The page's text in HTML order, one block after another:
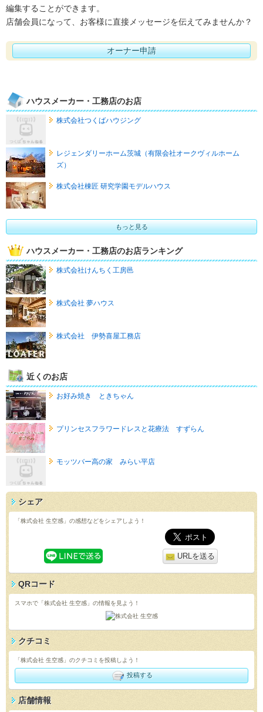
編集することができます。
店舗会員になって、お客様に直接メッセージを伝えてみませんか？
オーナー申請
ハウスメーカー・工務店のお店
株式会社つくばハウジング
レジェンダリーホーム茨城（有限会社オークヴィルホーム
ズ）
株式会社棟匠 研究学園モデルハウス
もっと見る
ハウスメーカー・工務店のお店ランキング
株式会社けんちく工房邑
株式会社 夢ハウス
株式会社 伊勢喜屋工務店
近くのお店
お好み焼き ときちゃん
プリンセスフラワードレスと花療法 すずらん
モッツバー高の家 みらい平店
シェア
「株式会社 生空感」の感想などをシェアしよう！
URLを送る
QRコード
スマホで「株式会社 生空感」の情報を見よう！
クチコミ
「株式会社 生空感」のクチコミを投稿しよう！
投稿する
店舗情報